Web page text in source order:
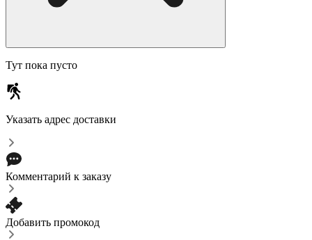
Тут пока пусто
Указать адрес доставки
Комментарий к заказу
Добавить промокод